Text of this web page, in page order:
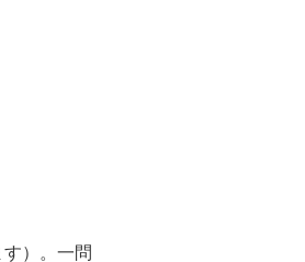
）。一問